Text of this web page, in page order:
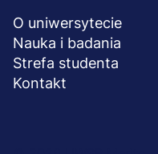
O uniwersytecie
Nauka i badania
Strefa studenta
Kontakt